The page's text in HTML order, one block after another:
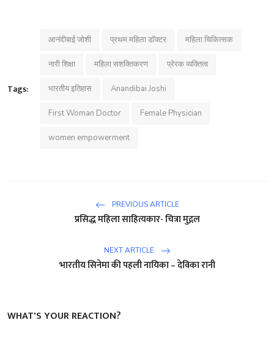
Tags:
आनंदीबाई जोशी प्रथम महिला डॉक्टर महिला चिकित्सक
नारी शिक्षा महिला सशक्तिकरण प्रेरक व्यक्तित्व
भारतीय इतिहास Anandibai Joshi
First Woman Doctor Female Physician
women empowerment
PREVIOUS ARTICLE
प्रसिद्ध महिला साहित्यकार- चित्रा मुद्गल
NEXT ARTICLE
भारतीय सिनेमा की पहली नायिका – देविका रानी
WHAT'S YOUR REACTION?